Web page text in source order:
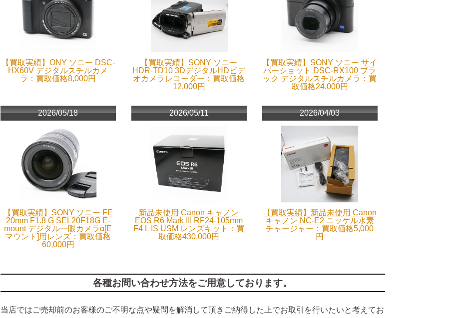
【買取実績】ONY ソニー DSC-
HX60V デジタルスチルカメ
ラ：買取価格8,000円
【買取実績】SONY ソニー
HDR-TD10 3DデジタルHDビデ
オカメラレコーダー：買取価格
12,000円
【買取実績】SONY ソニー サイ
バーショット DSC-RX100 ブラ
ック デジタルスチルカメラ：買
取価格24,000円
2026/05/18
【買取実績】SONY ソニー FE
20mm F1.8 G SEL20F18G E-
mount デジタル一眼カメラα[E
マウント]用レンズ：買取価格
60,000円
2026/05/11
新品未使用 Canon キャノン
EOS R6 Mark III RF24-105mm
F4 L IS USM レンズキット：買
取価格430,000円
2026/04/03
【買取実績】新品未使用 Canon
キャノン NC-E2 ニッケル水素
チャージャー：買取価格5,000
円
各種お問い合わせ方法をご用意しております。
当店ではご売却前のお客様のご不明な点や疑問を解消して頂きご納得した上でお取引を行いたいと考えてお